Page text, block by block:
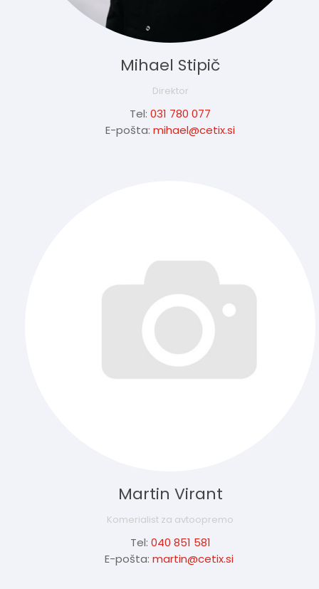
Mihael Stipič
Direktor
Tel: 031 780 077
E-pošta: mihael@cetix.si
Martin Virant
Komerialist za avtoopremo
Tel: 040 851 581
E-pošta: martin@cetix.si